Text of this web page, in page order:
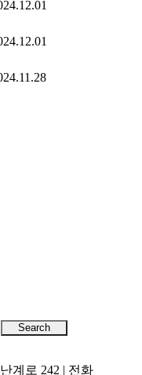
Search
계로 242 | 전화